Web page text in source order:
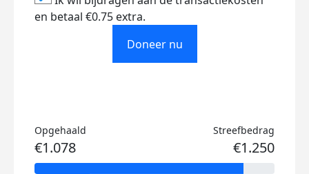
en betaal €0.75 extra.
Doneer nu
Opgehaald
€1.078
Streefbedrag
€1.250